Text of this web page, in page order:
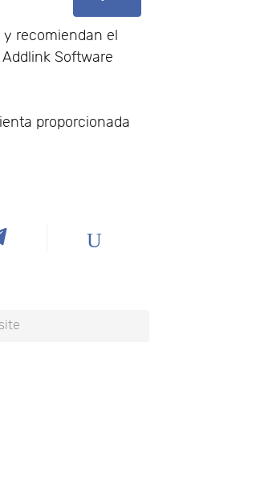
y recomiendan el
Software
proporcionada